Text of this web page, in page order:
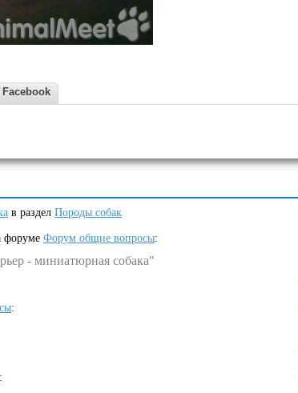
в раздел Породы собак
форуме Форум общие вопросы:
- миниатюрная собака"
:
: